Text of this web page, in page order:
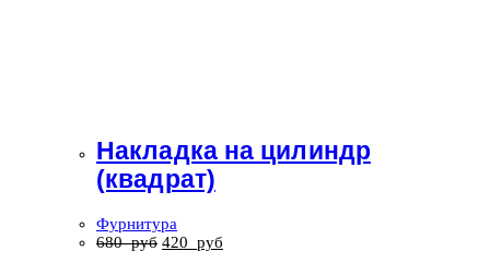
Накладка на цилиндр
(квадрат)
Фурнитура
680руб 420 руб